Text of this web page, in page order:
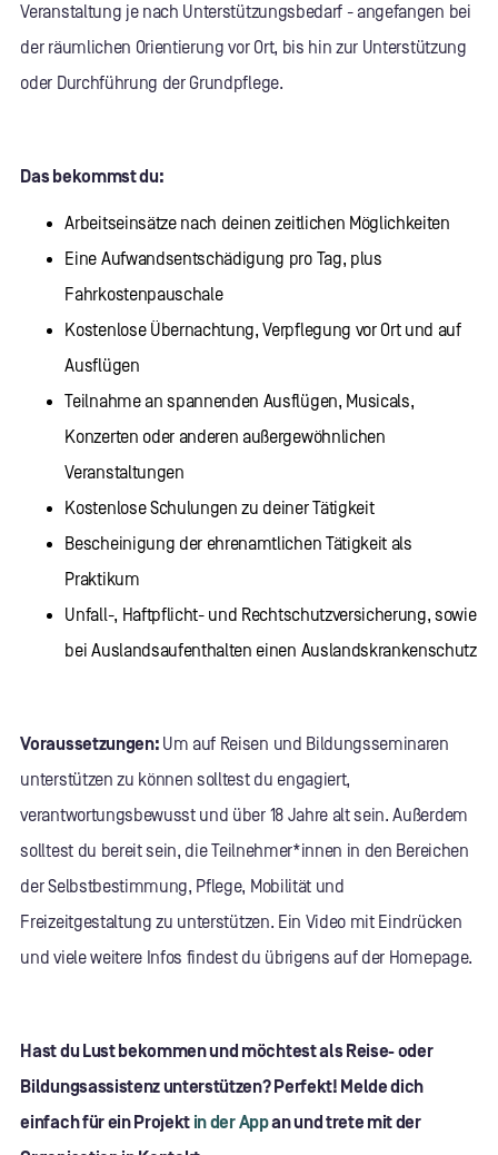
Veranstaltung je nach Unterstützungsbedarf - angefangen bei
der räumlichen Orientierung vor Ort, bis hin zur Unterstützung
oder Durchführung der Grundpflege.
Das bekommst du:
Arbeitseinsätze nach deinen zeitlichen Möglichkeiten
Eine Aufwandsentschädigung pro Tag, plus
Fahrkostenpauschale
Kostenlose Übernachtung, Verpflegung vor Ort und auf
Ausflügen
Teilnahme an spannenden Ausflügen, Musicals,
Konzerten oder anderen außergewöhnlichen
Veranstaltungen
Kostenlose Schulungen zu deiner Tätigkeit
Bescheinigung der ehrenamtlichen Tätigkeit als
Praktikum
Unfall-, Haftpflicht- und Rechtschutzversicherung, sowie
bei Auslandsaufenthalten einen Auslandskrankenschutz
Voraussetzungen: Um auf Reisen und Bildungsseminaren
unterstützen zu können solltest du engagiert,
verantwortungsbewusst und über 18 Jahre alt sein. Außerdem
solltest du bereit sein, die Teilnehmer*innen in den Bereichen
der Selbstbestimmung, Pflege, Mobilität und
Freizeitgestaltung zu unterstützen. Ein Video mit Eindrücken
und viele weitere Infos findest du übrigens auf der Homepage.
Hast du Lust bekommen und möchtest als Reise- oder
Bildungsassistenz unterstützen? Perfekt! Melde dich
einfach für ein Projekt in der Appan und trete mit der